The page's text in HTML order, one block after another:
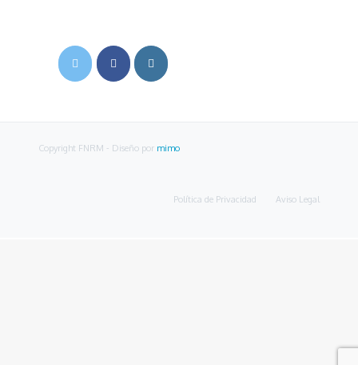
Copyright FNRM - Diseño por mimo
Política de Privacidad Aviso Legal